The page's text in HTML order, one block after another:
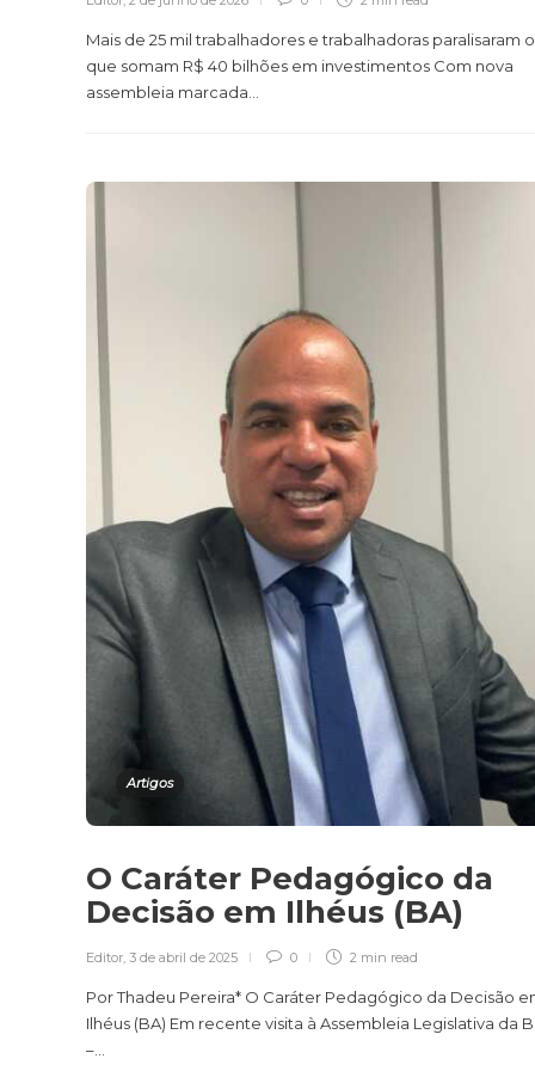
Mais de 25 mil trabalhadores e trabalhadoras paralisaram
que somam R$ 40 bilhões em investimentos Com nova
assembleia marcada...
Artigos
O Caráter Pedagógico da
Decisão em Ilhéus (BA)
Editor, 3 de abril de 2025 0 2 min read
Por Thadeu Pereira* O Caráter Pedagógico da Decisão
Ilhéus (BA) Em recente visita à Assembleia Legislativa da
–...